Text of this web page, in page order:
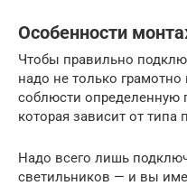
Особенности
Чтобы правильно
надо не только
соблюсти определенную
которая зависит от типа
Надо всего лишь
светильников — и вы